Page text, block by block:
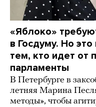
«Яблоко»
в Госдуму. Но
тем, кто идет от
парламенты
В Петербурге в
летняя Марина
методы», чтобы